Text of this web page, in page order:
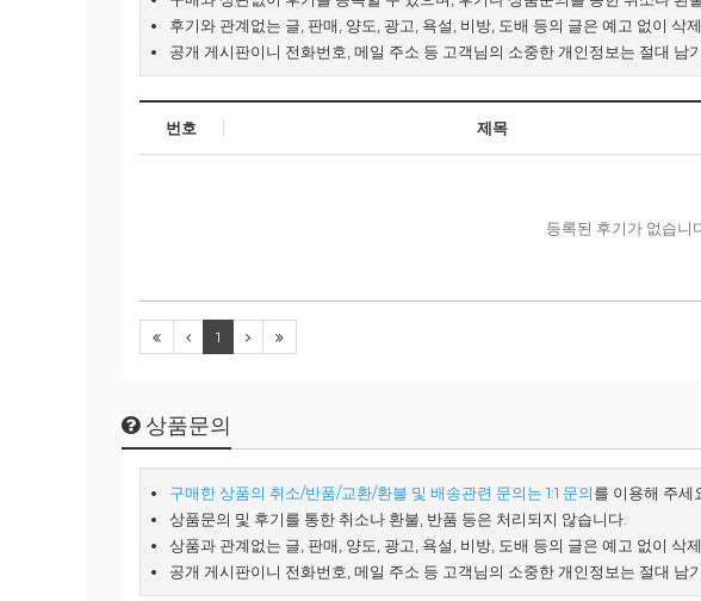
후기와 관계없는 글, 판매, 양도, 광고, 욕설, 비방, 도배 등의 글은 예고 없이 삭
공개 게시판이니 전화번호, 메일 주소 등 고객님의 소중한 개인정보는 절대 남
번호 제목
등록된 후기가 없습니
1
상품문의
구매한 상품의 취소/반품/교환/환불 및 배송관련 문의는 1:1 문의를 이용해 주세
상품문의 및 후기를 통한 취소나 환불, 반품 등은 처리되지 않습니다.
상품과 관계없는 글, 판매, 양도, 광고, 욕설, 비방, 도배 등의 글은 예고 없이 삭
공개 게시판이니 전화번호, 메일 주소 등 고객님의 소중한 개인정보는 절대 남